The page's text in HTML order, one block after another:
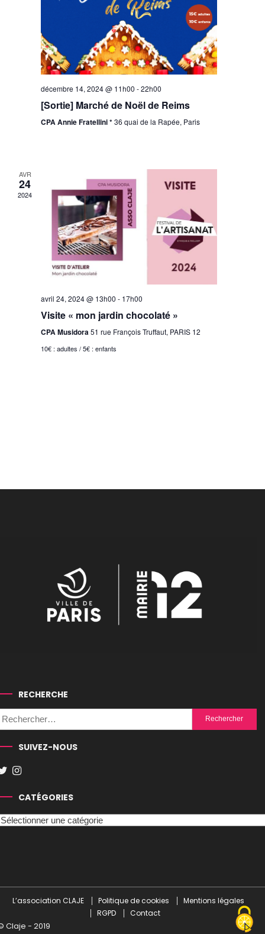
décembre 14, 2024 @ 11h00 -22h00
[Sortie] Marché de Noël de Reims
CPA Annie Fratellini *36 quai de la Rapée, Paris
AVR
24
2024
avril 24, 2024 @ 13h00 - 17h00
Visite « mon jardin chocolaté »
CPA Musidora51 rue François Truffaut, PARIS 12
10€ : adultes / 5€ : enfants
RECHERCHE
Rechercher :
SUIVEZ-NOUS
CATÉGORIES
L’association CLAJE Politique de cookies
Mentions légales
RGPD
Contact
Claje - 2019